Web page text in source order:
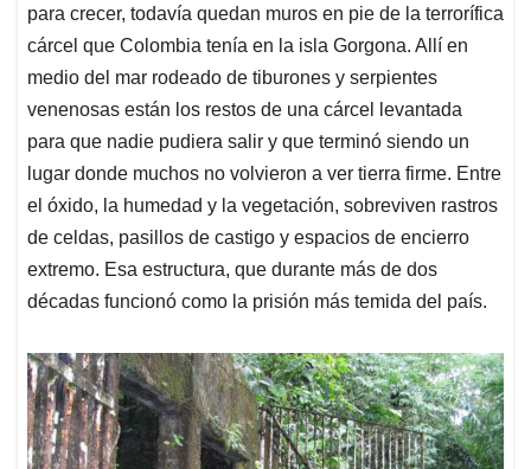
para crecer, todavía quedan muros en pie de la terrorífica
cárcel que Colombia tenía en la isla Gorgona. Allí en
medio del mar rodeado de tiburones y serpientes
venenosas están los restos de una cárcel levantada
para que nadie pudiera salir y que terminó siendo un
lugar donde muchos no volvieron a ver tierra firme. Entre
el óxido, la humedad y la vegetación, sobreviven rastros
de celdas, pasillos de castigo y espacios de encierro
extremo. Esa estructura, que durante más de dos
décadas funcionó como la prisión más temida del país.